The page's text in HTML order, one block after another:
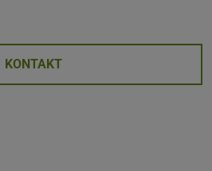
KONTAKT